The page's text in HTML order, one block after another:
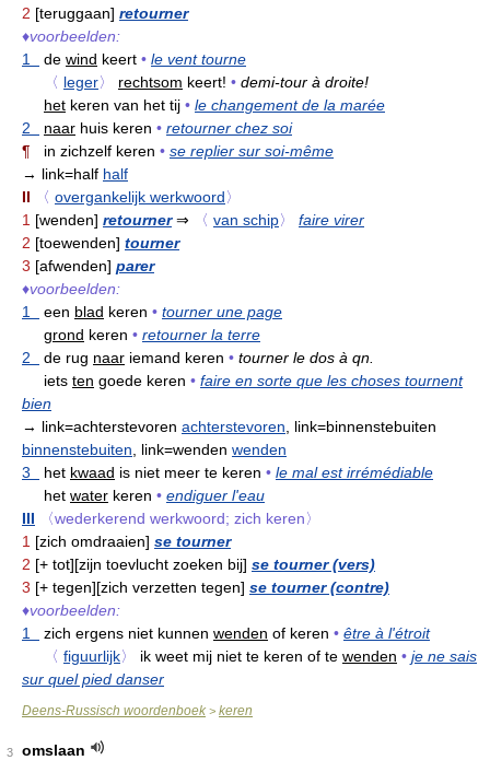
2 [teruggaan] retourner
♦voorbeelden:
1
de wind keert • le vent tourne
〈 leger〉 rechtsom keert! • demi-tour à droite!
het keren van het tij • le changement de la marée
2
naar huis keren • retourner chez soi
¶ in zichzelf keren • se replier sur soi-même
→ link=half half
II
〈 overgankelijk werkwoord〉
1 [wenden] retourner⇒ 〈 van schip〉
faire virer
2 [toewenden] tourner
3 [afwenden] parer
♦voorbeelden:
1
een blad keren • tourner une page
grond keren • retourner la terre
2
de rug naar iemand keren • tourner le dos à qn.
iets ten goede keren • faire en sorte que les choses tournent
bien
→ link=achterstevoren achterstevoren , link=binnenstebuiten
binnenstebuiten , link=wenden wenden
3
het kwaad is niet meer te keren • le mal est irrémédiable
het water keren • endiguer l'eau
III
〈wederkerend werkwoord; zich keren〉
1 [zich omdraaien] se tourner
2 [+ tot][zijn toevlucht zoeken bij] se tourner (vers)
3 [+ tegen][zich verzetten tegen] se tourner (contre)
♦voorbeelden:
1
zich ergens niet kunnen wenden of keren • être à l'étroit
〈 figuurlijk〉 ik weet mij niet te keren of te wenden • je ne sais
sur quel pied danser
Deens-Russisch woordenboek > keren
3
omslaan